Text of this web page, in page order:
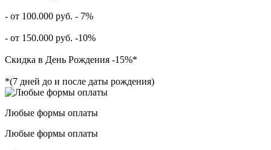
- от 100.000 руб. - 7%
- от 150.000 руб. -10%
Скидка в День Рождения -15%*
*(7 дней до и после даты рождения)
Любые формы оплаты
Любые формы оплаты